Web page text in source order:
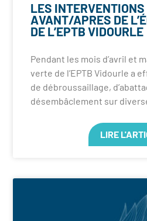
LES
AVANT/APRES DE
DE L’EPTB VIDOURLE
Pendant les mois d’avril et
verte de l’EPTB Vidourle a
de débroussaillage,
désembâclement sur
LIRE